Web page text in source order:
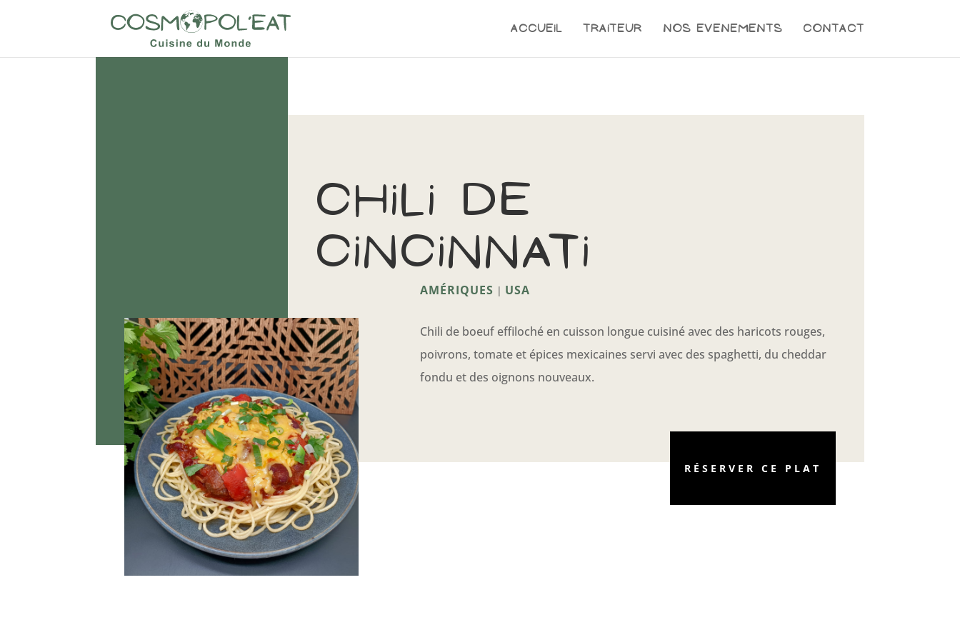
Accueil Traiteur Nos evenements Contact
chili de
cincinnati
AMÉRIQUES | USA
Chili de boeuf effiloché en cuisson longue cuisiné avec des haricots rouges,
poivrons, tomate et épices mexicaines servi avec des spaghetti, du cheddar
fondu et des oignons nouveaux.
RÉSERVER CE PLAT